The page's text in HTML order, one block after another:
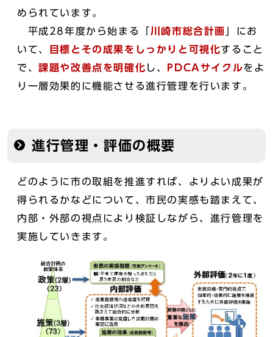
められています。
平成28年度から始まる「 川崎市総合計画
」にお
いて、
目標とその成果をしっかりと可視化すること
で、課題や改善点を明確化 し、 PDCAサイクルをよ
り一層効果的に機能させる進行管理を行います。
進行管理・評価の概要
どのように市の取組を推進すれば、よりよい成果が
得られるかなどについて、市民の実感も踏まえて、
内部・外部の視点により検証しながら、進行管理を
実施していきます。